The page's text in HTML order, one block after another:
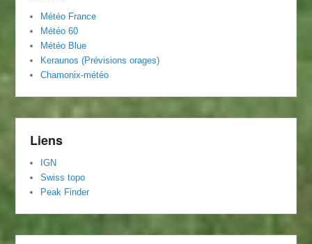
Météo France
Météo 60
Météo Blue
Keraunos (Prévisions orages)
Chamonix-météo
Liens
IGN
Swiss topo
Peak Finder